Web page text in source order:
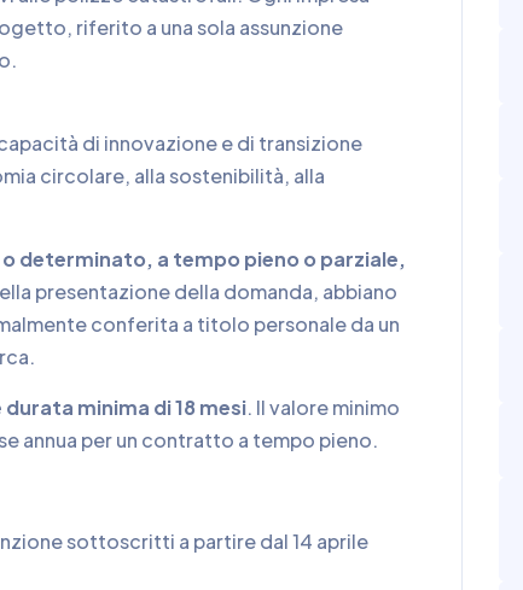
riferito a una sola assunzione
di innovazione e di transizione
circolare, alla sostenibilità, alla
determinato, a tempo pieno o parziale,
presentazione della domanda, abbiano
conferita a titolo personale da un
minima di 18 mesi. Il valore minimo
annua per un contratto a tempo pieno.
sottoscritti a partire dal 14 aprile